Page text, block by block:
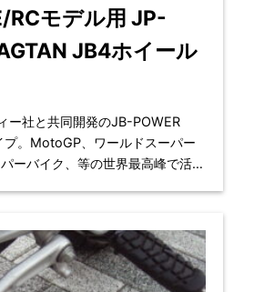
モデル用 JP-
JB4ホイール
ー社と共同開発のJB-POWER
。MotoGP、ワールドスーパー
ーバイク、等の世界最高峰で活躍